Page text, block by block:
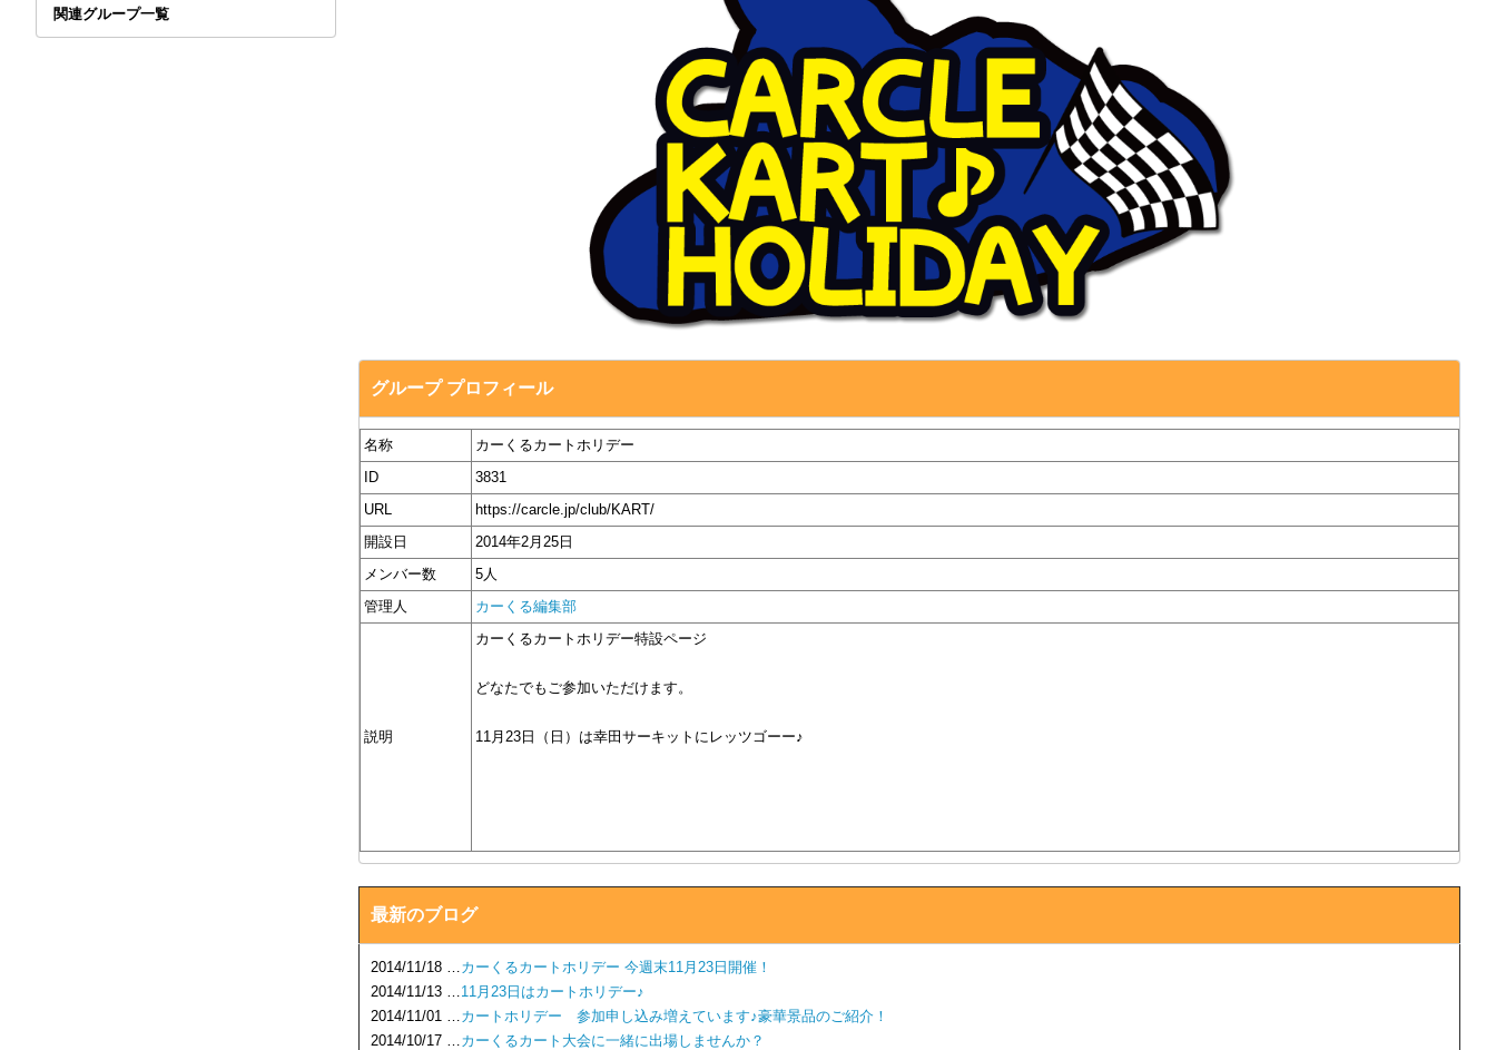
関連グループ一覧
グループ プロフィール
名称
カーくるカートホリデー
ID
3831
URL
https://carcle.jp/club/KART/
開設日
2014年2月25日
メンバー数
5人
管理人
カーくる編集部
説明
カーくるカートホリデー特設ページ
どなたでもご参加いただけます。
11月23日（日）は幸田サーキットにレッツゴーー♪
最新のブログ
2014/11/18 …カーくるカートホリデー 今週末11月23日開催！
2014/11/13 …11月23日はカートホリデー♪
2014/11/01 …カートホリデー 参加申し込み増えています♪豪華景品のご紹介！
2014/10/17 …カーくるカート大会に一緒に出場しませんか？